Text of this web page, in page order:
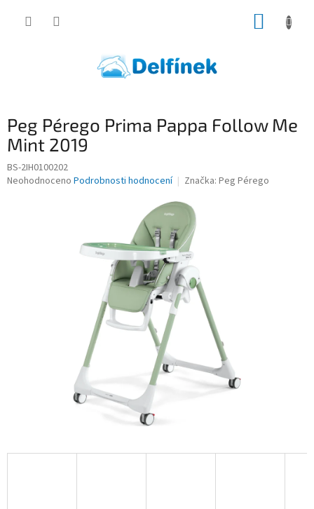
Peg Pérego Prima Pappa Follow Me
Mint 2019
BS-2IH0100202
Průměrné
Neohodnoceno Podrobnosti hodnocení Značka: Peg Pérego